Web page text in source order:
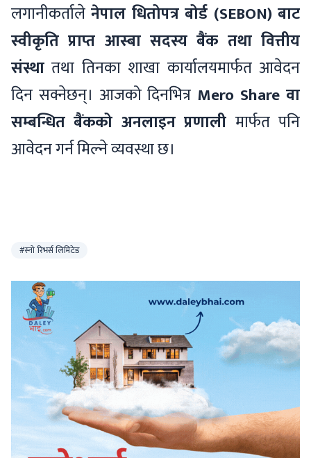
लगानीकर्तालेनेपाल धितोपत्र बोर्ड (SEBON) बाट
स्वीकृति प्राप्त आस्बा सदस्य बैंक तथा वित्तीय
संस्था तथा तिनका शाखा कार्यालयमार्फत आवेदन
दिन सक्नेछन्। आजको दिनभित्र Mero Share वा
सम्बन्धित बैंकको अनलाइन प्रणाली मार्फत पनि
आवेदन गर्न मिल्ने व्यवस्था छ।
#स्नो रिभर्स लिमिटेड